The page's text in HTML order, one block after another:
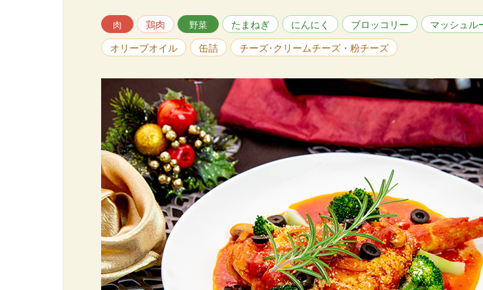
肉 鶏肉 野菜 たまねぎ にんにく ブロッコリー マッシュル
オリーブオイル 缶詰 チーズ･クリームチーズ・粉チーズ